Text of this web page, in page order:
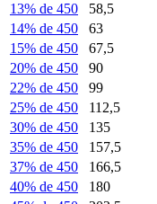
13% de 450
58,5
14% de 450
63
15% de 450
67,5
20% de 450
90
22% de 450
99
25% de 450
112,5
30% de 450
135
35% de 450
157,5
37% de 450
166,5
40% de 450
180